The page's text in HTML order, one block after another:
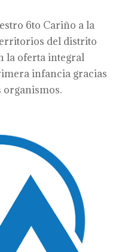
6to Cariño a la
del distrito
la oferta integral
infancia gracias
organismos.